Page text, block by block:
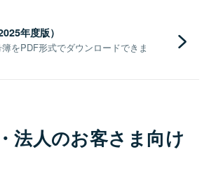
年度版）
をPDF形式でダウンロードできま
法人のお客さま向け